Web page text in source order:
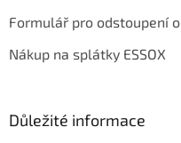
Formulář pro odstoupení
Nákup na splátky ESSOX
Důležité informace